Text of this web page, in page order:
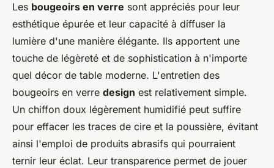
Les bougeoirs en verre sont appréciés pour leur
esthétique épurée et leur capacité à diffuser la
lumière d'une manière élégante. Ils apportent une
touche de légèreté et de sophistication à n'importe
quel décor de table moderne. L'entretien des
bougeoirs en verre design est relativement simple.
Un chiffon doux légèrement humidifié peut suffire
pour effacer les traces de cire et la poussière, évitant
ainsi l'emploi de produits abrasifs qui pourraient
ternir leur éclat. Leur transparence permet de jouer